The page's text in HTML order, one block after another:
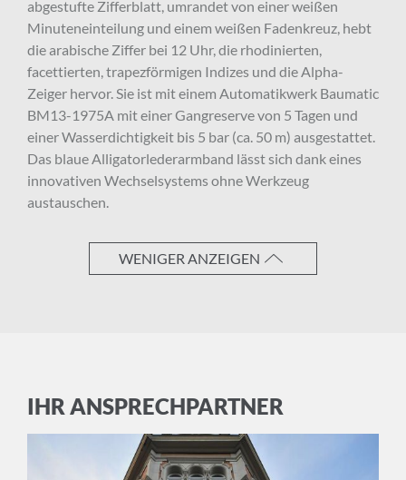
abgestufte Zifferblatt, umrandet von einer weißen
Minuteneinteilung und einem weißen Fadenkreuz, hebt
die arabische Ziffer bei 12 Uhr, die rhodinierten,
facettierten, trapezförmigen Indizes und die Alpha-
Zeiger hervor. Sie ist mit einem Automatikwerk Baumatic
BM13-1975A mit einer Gangreserve von 5 Tagen und
einer Wasserdichtigkeit bis 5 bar (ca. 50 m) ausgestattet.
Das blaue Alligatorlederarmband lässt sich dank eines
innovativen Wechselsystems ohne Werkzeug
austauschen.
WENIGER ANZEIGEN
IHR ANSPRECHPARTNER
Anrede
Nachname
Geschäftsbedingungenund die